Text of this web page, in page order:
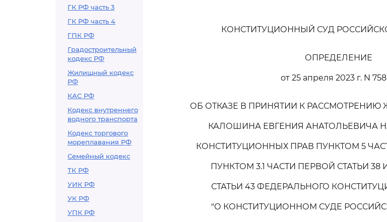
ГК РФ часть 3
ГК РФ часть 4
ГПК РФ
Градостроительный
кодекс РФ
Жилищный кодекс
РФ
КАС РФ
Кодекс внутреннего
водного транспорта
Кодекс торгового
мореплавания РФ
Семейный кодекс
ТК РФ
УИК РФ
УК РФ
УПК РФ
КОНСТИТУЦИОННЫЙ СУД
ОПРЕДЕЛЕНИЕ
от 25 апреля 2023 г. N
ОБ ОТКАЗЕ В ПРИНЯТИИ К
КАЛОШИНА ЕВГЕНИЯ АНАТОЛЬЕВИЧА
КОНСТИТУЦИОННЫХ ПРАВ ПУНКТОМ 5
ПУНКТОМ 3.1 ЧАСТИ ПЕРВОЙ СТАТЬИ 38
СТАТЬИ 43 ФЕДЕРАЛЬНОГО
"О КОНСТИТУЦИОННОМ СУДЕ